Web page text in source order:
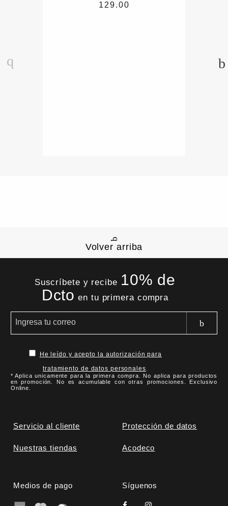
129.00
Volver arriba
Suscríbete y recibe 10% de
Dcto en tu primera compra
He leído y acepto la autorización para
tratamiento de datos personales.
* Aplica unicamente para la primera compra. No aplica para productos
en promoción. No es acumulable con otras promociones. Exclusivo
Online.
Servicio al cliente Protección de datos
Nuestras tiendas Acodeco
Medios de pago Síguenos